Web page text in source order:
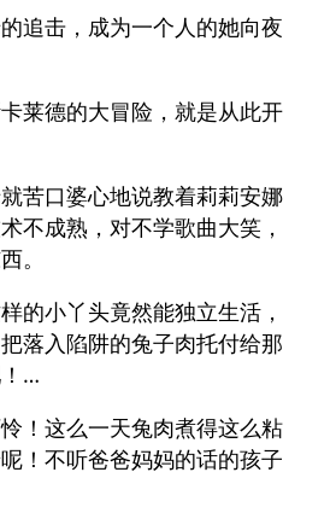
追击，成为一个人的她向夜
莱德的大冒险，就是从此开
苦口婆心地说教着莉莉安娜
不成熟，对不学歌曲大笑，
。
的小丫头竟然能独立生活，
落入陷阱的兔子肉托付给那
…
！这么一天兔肉煮得这么粘
！不听爸爸妈妈的话的孩子